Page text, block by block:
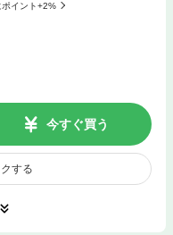
イント+2%
今すぐ買う
する